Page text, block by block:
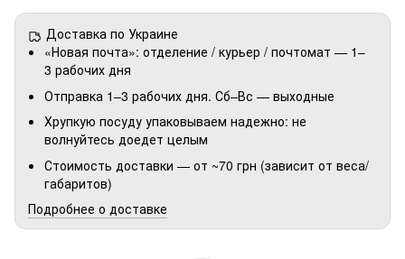
Доставка по Украине
«Новая почта»: отделение / курьер / почтомат — 1–
3 рабочих дня
Отправка 1–3 рабочих дня. Сб–Вс — выходные
Хрупкую посуду упаковываем надежно: не
волнуйтесь доедет целым
Стоимость доставки — от ~70 грн (зависит от веса/
габаритов)
Подробнее о доставке